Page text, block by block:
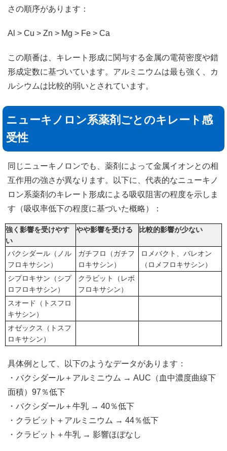
さの順序があります：
Al > Cu > Zn > Mg > Fe > Ca
この順番は、キレート形成に関与する金属の電荷密度や錯
形成定数に基づいています。アルミニウムは最も強く、カ
ルシウムは比較的弱いとされています。
ニューキノロン系薬剤ごとのキレート感
受性
同じニューキノロンでも、薬剤によって金属イオンとの相
互作用の強さが異なります。以下に、代表的なニューキノ
ロン系薬剤のキレート形成による吸収阻害の程度を示しま
す（吸収率低下の程度に基づいた概略）：
強く影響を受けやす
い
やや影響を受ける 比較的影響が少ない
バクシダール（ノル
フロキサシン）
ガチフロ（ガチフ
ロキサシン）
ロメバクト、バレオン
（ロメフロキサシン）
シプロキサン（シプ
ロフロキサシン）
クラビット（レボ
フロキサシン）
スオード（トスフロ
キサシン）
オゼックス（トスフ
ロキサシン）
具体例として、以下のようなデータがあります：
・バクシダール＋アルミニウム → AUC（血中濃度曲線下
面積）97％低下
・バクシダール＋牛乳 → 40％低下
・クラビット＋アルミニウム → 44％低下
・クラビット＋牛乳 → 影響ほぼなし